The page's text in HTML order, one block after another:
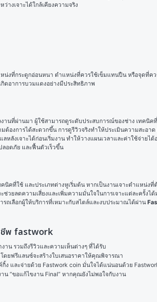
างเจาะได้ใกล้เคียงความจริง
งที่กระดูกอ่อนหนา ตำแหน่งที่ควรใช้เข็มแทนปืน หรือจุดที่ค
ดอาการบวมแดงอย่างมีประสิทธิภาพ
านที่ผ่านมา ผู้ใช้สามารถดูระดับประสบการณ์ของช่าง เทคนิค
ต้องการได้สะดวกขึ้น การดูรีวิวจริงทำให้ประเมินความสะอ
งเจาะได้ก่อนเริ่มงาน ทำให้วางแผนเวลาและค่าใช้จ่ายไ
ลอดภัย และฟื้นตัวเร็วขึ้น
ที่ใช้ และประเภทต่างหูเริ่มต้น หากเป็นงานเจาะตำแหน่งที่
ยลดความเสี่ยงและเพิ่มความมั่นใจในการเจาะแต่ละครั้งไ
ถเลือกผู้ให้บริการที่เหมาะกับสไตล์และงบประมาณได้ผ่าน
ชีพ fastwork
น รวมถึงรีวิวและความเห็นต่างๆ ที่ได้รับ
ดยฟรีแลนซ์จะสร้างใบเสนอราคาให้คุณพิจารณา
ง และจ่ายด้วย Fastwork coin มั่นใจได้แน่นอนด้วย
น “ขอแก้ไขงาน Final” หากคุณยังไม่พอใจกับงาน